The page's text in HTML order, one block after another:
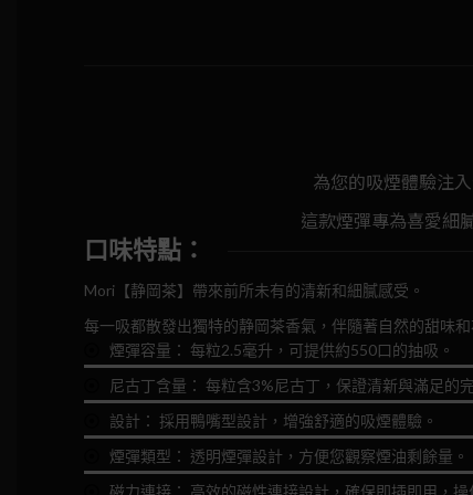
為您的吸煙體驗注
這款煙彈專為喜愛細
口味特點：
Mori【静岡茶】帶來前所未有的清新和細膩感受。
每一吸都散發出獨特的静岡茶香氣，伴隨著自然的甜味
煙彈容量： 每粒2.5毫升，可提供約550口的抽吸。
尼古丁含量： 每粒含3%尼古丁，保證清新與滿足的完
設計： 採用鴨嘴型設計，增強舒適的吸煙體驗。
煙彈類型： 透明煙彈設計，方便您觀察煙油剩餘量。
磁力連接： 高效的磁性連接設計，確保即插即用，操